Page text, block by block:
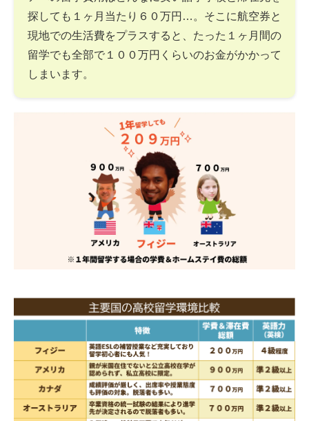
探しても１ヶ月当たり６０万円…。そこに航空券と
現地での生活費をプラスすると、たった１ヶ月間の
留学でも全部で１００万円くらいのお金がかかって
しまいます。